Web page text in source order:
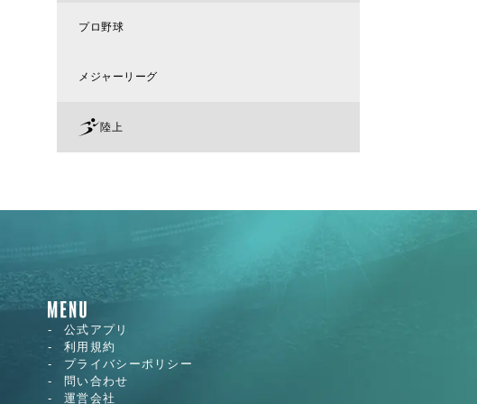
プロ野球
メジャーリーグ
陸上
公式アプリ
利用規約
プライバシーポリシー
問い合わせ
運営会社